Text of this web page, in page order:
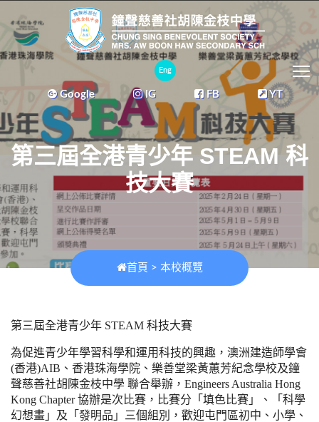
Eng
Google IG FB YT
第三屆全港青少年 STEAM 科
技大賽
首頁 > 本校概覽
第三屆全港青少年 STEAM 科技大賽
為促進青少年學習科學和運用科技的興趣，澳洲建造師學會
(香港)AIB、香港珠海學院、樂善堂梁黃蕙芳紀念學校及鐘
聲慈善社胡陳金枝中學 聯合舉辦，Engineers Australia Hong
Kong Chapter 協辦是次比賽，比賽分「填色比賽」、「科學
幻想畫」及「發明品」三個組別，歡迎屯門區初中、小學、